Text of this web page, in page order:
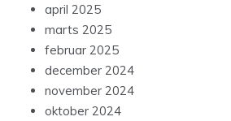
april 2025
marts 2025
februar 2025
december 2024
november 2024
oktober 2024